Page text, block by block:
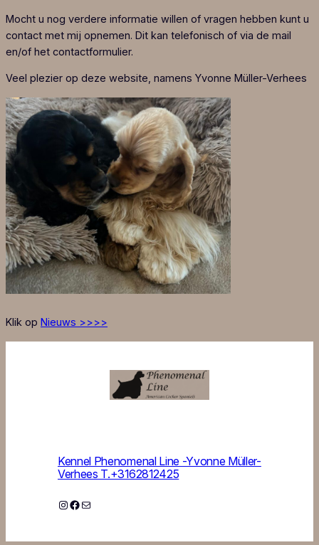
Mocht u nog verdere informatie willen of vragen hebben kunt u
contact met mij opnemen. Dit kan telefonisch of via de mail
en/of het contactformulier.
Veel plezier op deze website, namens Yvonne Müller-Verhees
Klik op Nieuws >>>>
Kennel Phenomenal Line -Yvonne Müller-
Verhees T.+3162812425
Instagram
Facebook
E-mail